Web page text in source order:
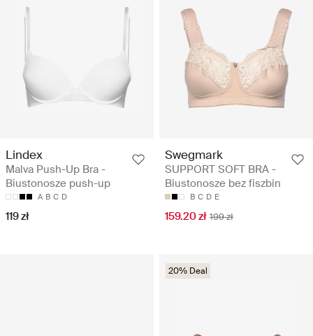
Lindex
Malva Push-Up Bra -
Biustonosze push-up
A B C D
119 zł
Swegmark
SUPPORT SOFT BRA -
Biustonosze bez fiszbin
B C D E
159.20 zł 199 zł
20% Deal